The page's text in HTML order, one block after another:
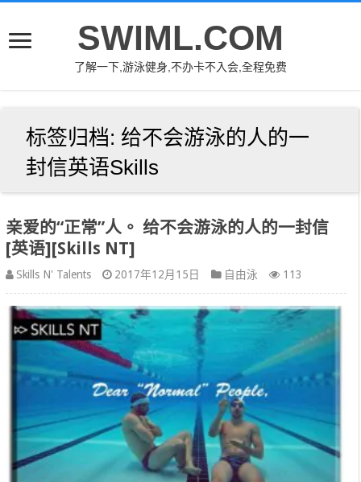
SWIML.COM
了解一下,游泳健身,不办卡不入会,全程免费
标签归档: 给不会游泳的人的一
封信英语Skills
亲爱的“正常”人。 给不会游泳的人的一封信
[英语][Skills NT]
Skills N' Talents 2017年12月15日 自由泳 113